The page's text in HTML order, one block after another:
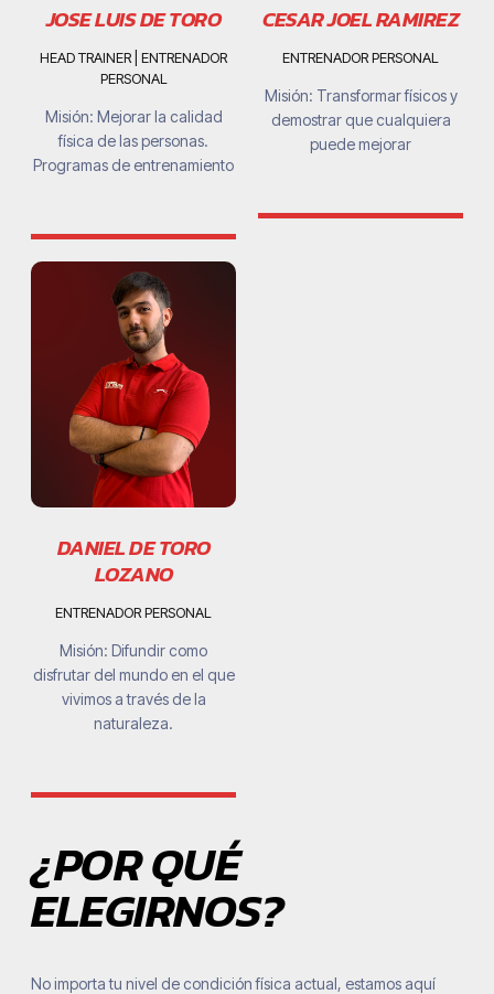
JOSE LUIS DE TORO
HEAD TRAINER | ENTRENADOR
PERSONAL
Misión: Mejorar la calidad
física de las personas.
Programas de entrenamiento
CESAR JOEL RAMIREZ
ENTRENADOR PERSONAL
Misión: Transformar físicos y
demostrar que cualquiera
puede mejorar
DANIEL DE TORO
LOZANO
ENTRENADOR PERSONAL
Misión: Difundir como
disfrutar del mundo en el que
vivimos a través de la
naturaleza.
¿POR QUÉ
ELEGIRNOS?
No importa tu nivel de condición física actual, estamos aquí